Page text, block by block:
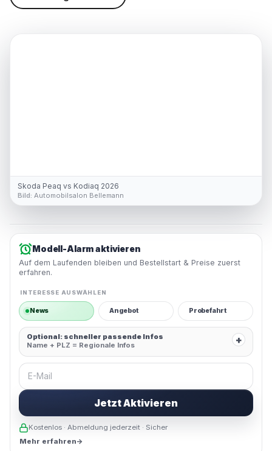
Skoda Peaq vs Kodiaq 2026
Bild: Automobilsalon Bellemann
Modell-Alarm aktivieren
Auf dem Laufenden bleiben und Bestellstart & Preise zuerst
erfahren.
INTERESSE AUSWÄHLEN
News Angebot Probefahrt
Optional: schneller passende Infos
Name + PLZ = Regionale Infos
+
E-Mail
Jetzt Aktivieren
Kostenlos · Abmeldung jederzeit · Sicher
Mehr erfahren→
sich